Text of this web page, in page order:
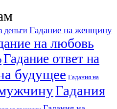
деньги Гадание на женщину
на любовь
Гадание ответ на
будущее Гадания на
Гадания